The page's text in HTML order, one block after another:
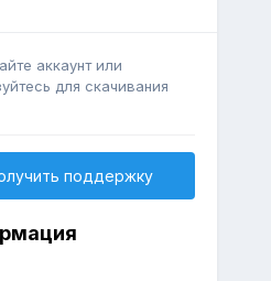
аккаунт или
для скачивания
поддержку